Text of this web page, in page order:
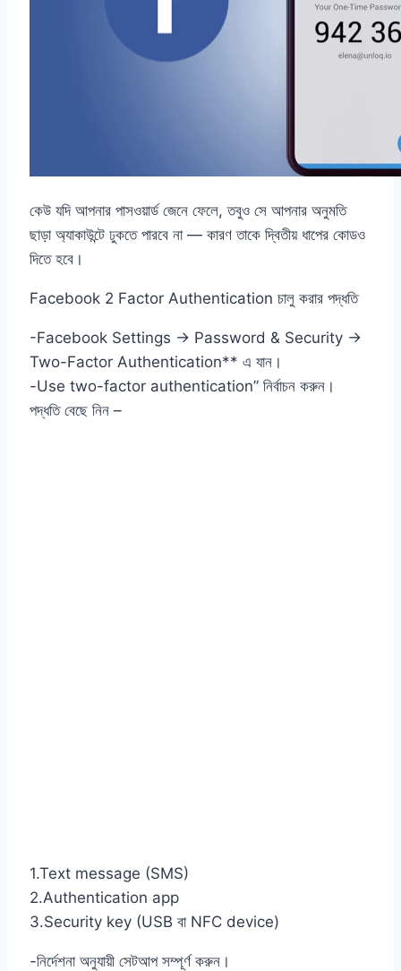
কেউ যদি আপনার পাসওয়ার্ড জেনে ফেলে, তবুও সে আপনার অনুমতি
ছাড়া অ্যাকাউন্টে ঢুকতে পারবে না — কারণ তাকে দ্বিতীয় ধাপের কোডও
দিতে হবে।
Facebook 2 Factor Authentication চালু করার পদ্ধতি
-Facebook Settings → Password & Security →
Two-Factor Authentication** এ যান।
-Use two-factor authentication” নির্বাচন করুন।
পদ্ধতি বেছে নিন –
1.Text message (SMS)
2.Authentication app
3.Security key (USB বা NFC device)
-নির্দেশনা অনুযায়ী সেটআপ সম্পূর্ণ করুন।